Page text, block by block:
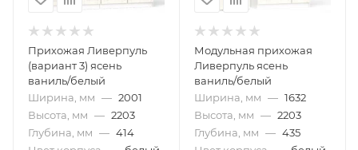
Прихожая Ливерпуль
(вариант 3) ясень
ваниль/белый
Ширина, мм — 2001
Высота, мм — 2203
Глубина, мм — 414
Модульная прихожая
Ливерпуль ясень
ваниль/белый
Ширина, мм — 1632
Высота, мм — 2203
Глубина, мм — 435